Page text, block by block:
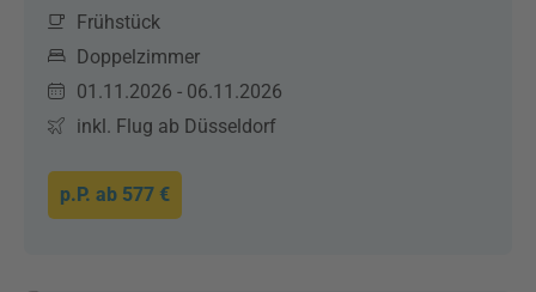
Frühstück
Doppelzimmer
01.11.2026 - 06.11.2026
inkl. Flug ab Düsseldorf
p.P. ab 577 €